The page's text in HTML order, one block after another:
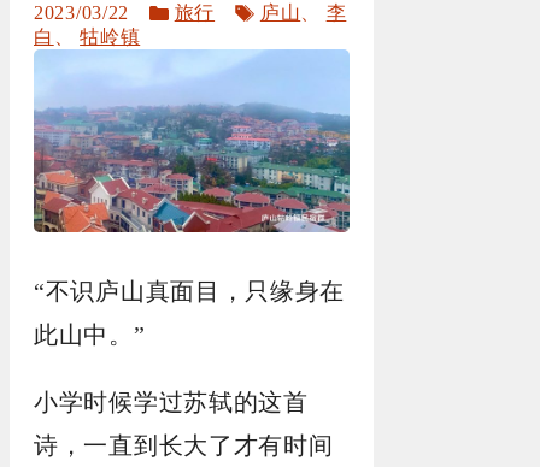
2023/03/22
分
旅行
标
庐山
李
白
、牯岭镇
“不识庐山真面目，只缘身在
此山中。”
小学时候学过苏轼的这首
诗，一直到长大了才有时间